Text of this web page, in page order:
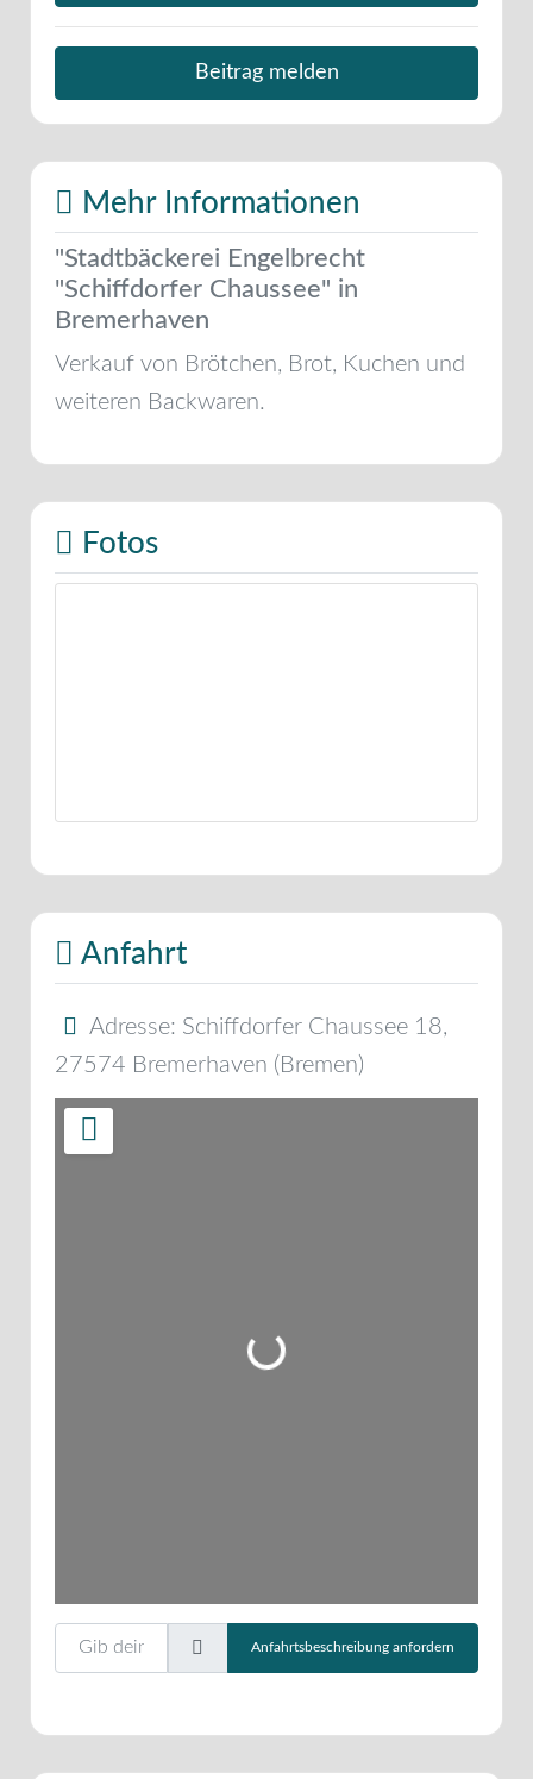
Beitrag melden
Mehr Informationen
"Stadtbäckerei Engelbrecht
"Schiffdorfer Chaussee" in
Bremerhaven
Verkauf von Brötchen, Brot, Kuchen und
weiteren Backwaren.
Fotos
Anfahrt
Adresse: Schiffdorfer Chaussee 18,
27574 Bremerhaven ( Bremen)
Wird geladen …
Gib deinen Standort ein.
Anfahrtsbeschreibung anfordern